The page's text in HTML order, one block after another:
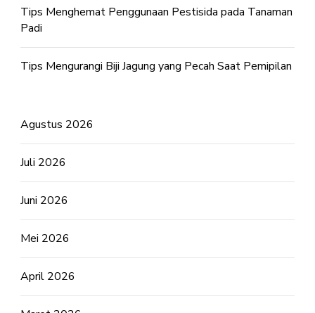
Tips Menghemat Penggunaan Pestisida pada Tanaman
Padi
Tips Mengurangi Biji Jagung yang Pecah Saat Pemipilan
Agustus 2026
Juli 2026
Juni 2026
Mei 2026
April 2026